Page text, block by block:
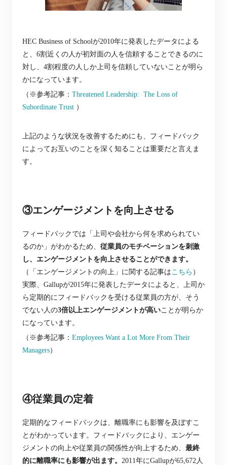
HEC Business of Schoolが2010年に発表したデータによる
と、6割近くの人が初対面の人を信頼することできるのに
対し、4割程度の人しか上司を信頼していないことが明ら
かになっています。
（※参考記事： Threatened Leadership: The Loss of
Subordinate Trust ）
上記のような状況を改善するためにも、フィードバック
によってお互いのことを深く知ることは重要だと言えま
す。
③エンゲージメントを向上させる
フィードバックでは「上司や会社から何を求められてい
るのか」がわかるため、 従業員のモチベーションを刺激
し、エンゲージメントを向上させることができます。
（「エンゲージメントの向上」に関する記事は こちら ）
実際、Gallupが2015年に発表したデータによると、上司か
ら定期的にフィードバックを受ける従業員の方が、そう
でない人の3倍以上エンゲージメントが高いことが明らか
になっています。
（※参考記事： Employees Want a Lot More From Their
Managers）
④従業員の定着
定期的なフィードバックは、離職率にも影響を及ぼすこ
とがわかっています。フィードバックにより、エンゲー
ジメントの向上や従業員の関係性が向上するため、 最終
的に離職率にも影響が出ます。 2011年にGallupが65,672人